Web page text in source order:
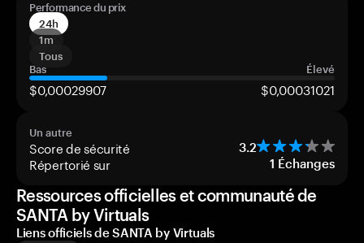
Performance du prix
24h
1m
Tous
Bas
Élevé
$0,00029907 $0,00031021
Un autre
Score de sécurité 3.2
Répertorié sur 1 Échanges
Ressources officielles et communauté de
SANTA by Virtuals
Liens officiels de SANTA by Virtuals